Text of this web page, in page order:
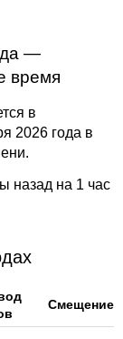
—
время
в
2026 года в
назад на 1 час
Смещение